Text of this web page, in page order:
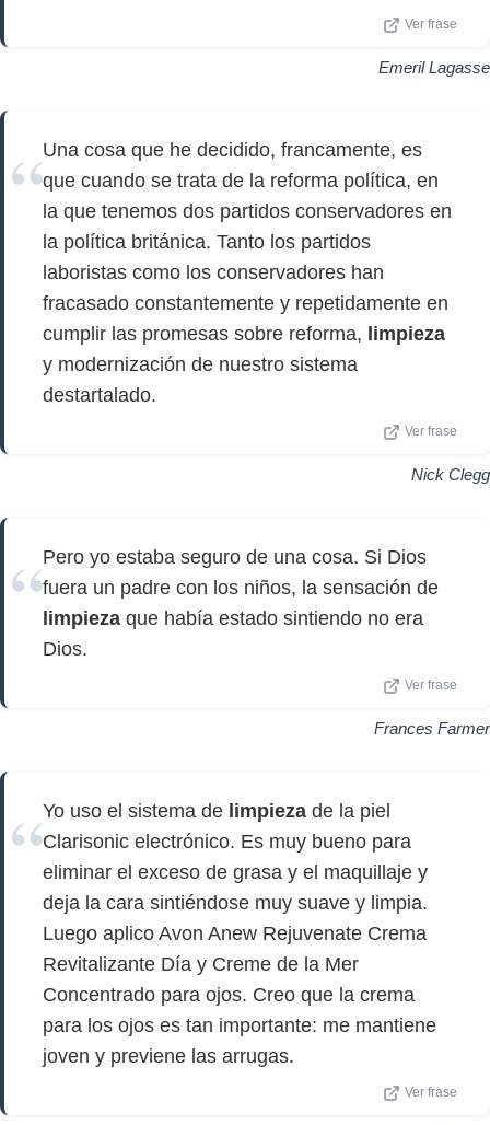
Ver frase
Emeril Lagasse
Una cosa que he decidido, francamente, es
que cuando se trata de la reforma política, en
la que tenemos dos partidos conservadores en
la política británica. Tanto los partidos
laboristas como los conservadores han
fracasado constantemente y repetidamente en
cumplir las promesas sobre reforma, limpieza
y modernización de nuestro sistema
destartalado.
Ver frase
Nick Clegg
Pero yo estaba seguro de una cosa. Si Dios
fuera un padre con los niños, la sensación de
limpieza que había estado sintiendo no era
Dios.
Ver frase
Frances Farmer
Yo uso el sistema de limpieza de la piel
Clarisonic electrónico. Es muy bueno para
eliminar el exceso de grasa y el maquillaje y
deja la cara sintiéndose muy suave y limpia.
Luego aplico Avon Anew Rejuvenate Crema
Revitalizante Día y Creme de la Mer
Concentrado para ojos. Creo que la crema
para los ojos es tan importante: me mantiene
joven y previene las arrugas.
Ver frase